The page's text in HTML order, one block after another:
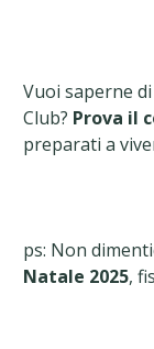
Vuoi saperne
Club? Prova il
preparati a
ps: Non
Natale 2025,